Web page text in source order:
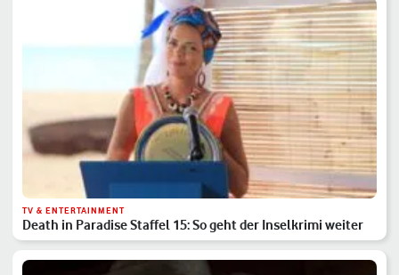
TV & ENTERTAINMENT
Death in Paradise Staffel 15: So geht der Inselkrimi weiter